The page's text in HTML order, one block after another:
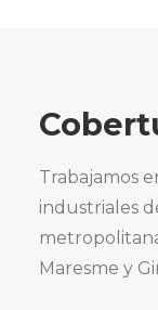
Trabajamos
industriales
Maresme y